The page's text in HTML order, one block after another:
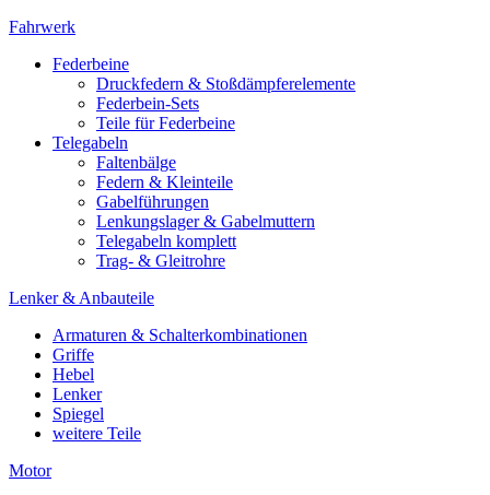
Fahrwerk
Federbeine
Druckfedern & Stoßdämpferelemente
Federbein-Sets
Teile für Federbeine
Telegabeln
Faltenbälge
Federn & Kleinteile
Gabelführungen
Lenkungslager & Gabelmuttern
Telegabeln komplett
Trag- & Gleitrohre
Lenker & Anbauteile
Armaturen & Schalterkombinationen
Griffe
Hebel
Lenker
Spiegel
weitere Teile
Motor